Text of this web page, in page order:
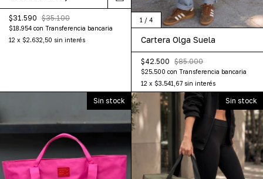
$31.590 $35.100
$18.954 con Transferencia bancaria
12 x $2.632,50 sin interés
1 / 4
Cartera Olga Suela
$42.500 $85.000
$25.500 con Transferencia bancaria
12 x $3.541,67 sin interés
Sin stock Sin stock